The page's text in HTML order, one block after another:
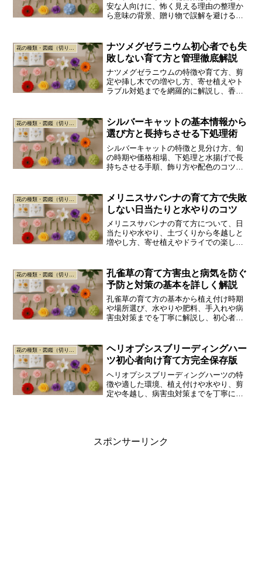
安な人向けに、怖く見える理由の整理か
ら意味の背景、贈り物で誤解を避ける伝
します。
花の種類・図鑑（切り花／枝もの／グリーン）
ナツメグゼラニウム初心者でも失
敗しない育て方と管理徹底解説
ナツメグゼラニウムの特徴や育て方、剪
定や挿し木での増やし方、寄せ植えやト
ラブル対処までを網羅的に解説し、香り
花の種類・図鑑（切り花／枝もの／グリーン）
シルバーキャットの基本情報から
選び方と長持ちさせる下処理術
シルバーキャットの特徴と見分け方、旬
の時期や価格相場、下処理と水揚げで長
持ちさせる手順、飾り方や配色のコツ、
安解消にも役立つ内容に仕上げ、丁寧に
分かりやすく構成しています。
メリニスサバンナの育て方で失敗
しない日当たりと水やりのコツ
メリニスサバンナの育て方について、日
当たりや水やり、土づくりから冬越しと
増やし方、寄せ植えやドライでの楽しみ
花の種類・図鑑（切り花／枝もの／グリーン）
孔雀草の育て方害虫と病気を防ぐ
予防と対策の基本を詳しく解説
孔雀草の育て方の基本から植え付け時期
や場所選び、水やりや肥料、手入れや病
害虫対策までを丁寧に解説し、初心者で
花の種類・図鑑（切り花／枝もの／グリーン）
ヘリオプシスブリーディングハー
ツ初心者向け育て方完全保存版
ヘリオプシスブリーディングハーツの特
徴や適した環境、植え付けや水やり、剪
定や冬越し、病害虫対策までを丁寧に解
スポンサーリンク